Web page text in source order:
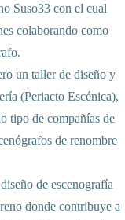
Suso33 con el cual
colaborando como
un taller de diseño y
(Periacto Escénica),
tipo de compañías de
de renombre
de escenografía
donde contribuye a